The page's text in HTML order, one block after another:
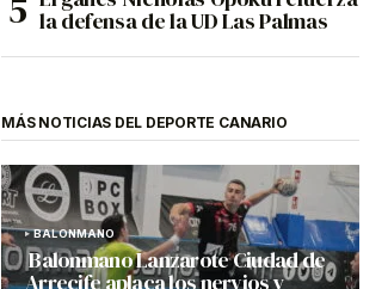
la defensa de la UD Las Palmas
MÁS NOTICIAS DEL DEPORTE CANARIO
BALONMANO
Balonmano Lanzarote Ciudad de
Arrecife aplaca los nervios y